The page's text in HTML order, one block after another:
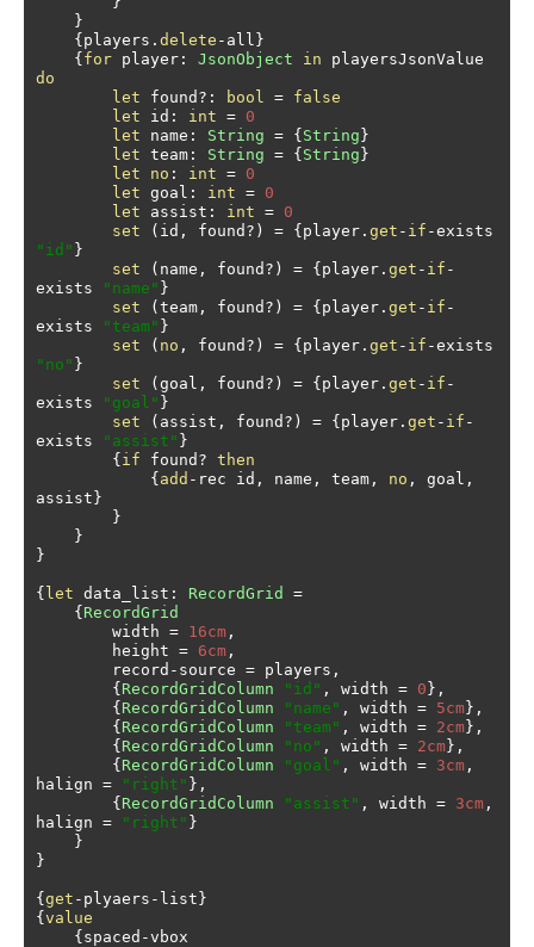
}
{ players . delete - all }
{ for player : JsonObject in
do
let found ?: bool = false
let id : int = 0
let name : String = { String }
let team : String = { String }
let
no : int = 0
let goal : int = 0
let assist : int = 0
set
( id , found ?) = { player . get - if -
"id" }
set
( name , found ?) = { player . get - if -
exists
"name" }
set
( team , found ?) = { player . get - if -
exists
"team" }
set
( no , found ?) = { player . get - if -
"no" }
set
( goal , found ?) = { player . get - if -
exists
"goal" }
set
( assist , found ?) = { player . get - if -
exists
"assist" }
{ if found ? then
{ add - rec id , name , team , no , goal ,
assist }
}
}
}
{ let data_list : RecordGrid
=
{ RecordGrid
        width
= 16cm ,
        height
= 6cm ,
        record
- source = players ,
{ RecordGridColumn "id" , width = 0 },
{ RecordGridColumn "name" , width = 5cm },
{ RecordGridColumn "team" , width = 2cm },
{ RecordGridColumn "no" , width = 2cm },
{ RecordGridColumn "goal" , width = 3cm ,
halign = "right" },
{ RecordGridColumn "assist" , width = 3cm ,
halign = "right" }
}
}
{ get - plyaers - list }
{ value
{ spaced -vbox